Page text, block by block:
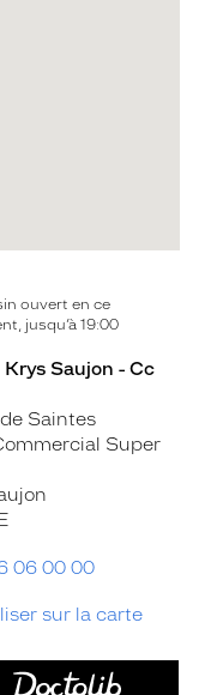
ouvert en ce
jusqu’à 19:00
Saujon - Cc
Saintes
Super
06 00 00
sur la carte